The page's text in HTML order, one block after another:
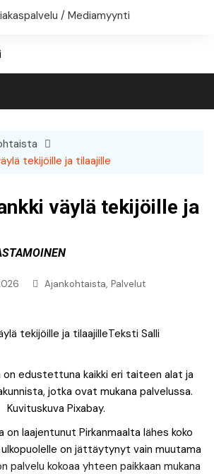
/ Mediamyynti
tekijöille ja tilaajille
väylä tekijöille ja
Ajankohtaista, Palvelut
on edustettuna kaikki eri taiteen alat ja
jotka ovat mukana palvelussa.
Kuvituskuva Pixabay.
on laajentunut Pirkanmaalta lähes koko
ulkopuolelle on jättäytynyt vain muutama
palvelu kokoaa yhteen paikkaan mukana